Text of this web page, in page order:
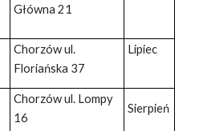
Główna 21
Chorzów ul.
Floriańska 37
Lipiec
Chorzów ul. Lompy
16
Sierpień